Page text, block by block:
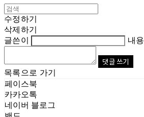
수정하기
삭제하기
글쓴이
내용
댓글 쓰기
목록으로 가기
페이스북
카카오톡
네이버 블로그